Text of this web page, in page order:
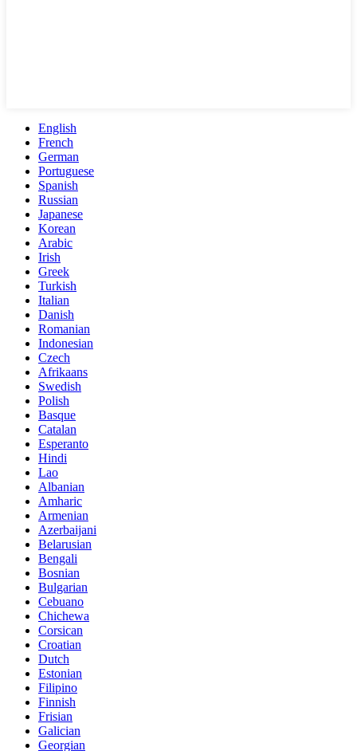
English
French
German
Portuguese
Spanish
Russian
Japanese
Korean
Arabic
Irish
Greek
Turkish
Italian
Danish
Romanian
Indonesian
Czech
Afrikaans
Swedish
Polish
Basque
Catalan
Esperanto
Hindi
Lao
Albanian
Amharic
Armenian
Azerbaijani
Belarusian
Bengali
Bosnian
Bulgarian
Cebuano
Chichewa
Corsican
Croatian
Dutch
Estonian
Filipino
Finnish
Frisian
Galician
Georgian